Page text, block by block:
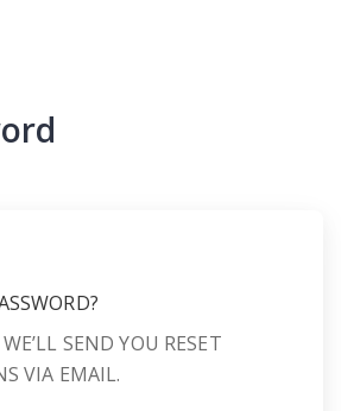
SEND YOU RESET
VIA EMAIL.